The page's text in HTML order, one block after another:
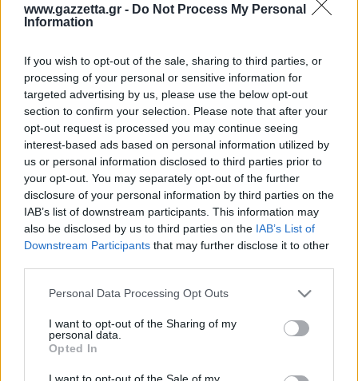
www.gazzetta.gr - Do Not Process My Personal
Information
If you wish to opt-out of the sale, sharing to third parties, or
processing of your personal or sensitive information for
targeted advertising by us, please use the below opt-out
section to confirm your selection. Please note that after your
opt-out request is processed you may continue seeing
interest-based ads based on personal information utilized by
us or personal information disclosed to third parties prior to
your opt-out. You may separately opt-out of the further
disclosure of your personal information by third parties on the
IAB’s list of downstream participants. This information may
also be disclosed by us to third parties on the IAB’s List of
Downstream Participants that may further disclose it to other
Please note that this website/app uses one or more Google
not limited to your visit or usage behaviour. You may click to
grant or deny consent to Google and its third-party tags to
use your data for below specified purposes in below Google
consent section.
Personal Data Processing Opt Outs
I want to opt-out of the Sharing of my
personal data.
Opted In
I want to opt-out of the Sale of my
Bundesliga
Εθνική Ελλάδος
Μουντιάλ 2026
Wyscout Analysis
Ευρώπη
Κόσμος
EuroCup
Basketaki
Eurobasket
CEV Cup
Challenge Cup
Κολύμβηση
Ιστιοπλοΐα
Κωπηλασία
Ξιφασκία
Σκοποβολή
Πάλη
Τάε κβον ντο
Τζούντο
Πινγκ - πονγκ
Άρση Βαρών
Τεχνολογία
Υγεία
Showbiz
Παναγιώτης Δαλαταριώφ
Αντώνης Καλκαβούρας
Αντώνης Καρπετόπουλος
Δημήτρης Κατσιώνης
Γιώργος Κούβαρης
Κώστας Νικολακόπουλος
Γιάννης Πάλλας
Νίκος Παπαδογιάννης
Γιώργος Σακελλαρίου
Γιάννης Σερέτης
Σταύρος Σουντουλίδης
Δημήτρης Τομαράς
Γιώργος Τσακίρης
Μιχάλης Τσαμπάς
GMotion WRC
ΑΘΛΗΤΙΚΕΣ ΜΕΤΑΔΟΣΕΙΣ
GWOMEN
ΑΘΛΗΤΙΚΗ ΗΧΩ
ΕΚΠΟΜΠΕΣ
GALACTICOS BY INTERWETTEN
GAZZ FLOOR BY NOVIBET
POLE POSITION BY ALLWYN
OLD SCHOOL
ΟΜΑΔΕΣ
ΑΕΚ
Ολυμπιακός
ΠΑΟΚ
Παναθηναϊκός
PODCASTS
ΣΠΛΙΤ
GAZZETTA ACTS
Gazzetta For Her
Θέμα Ισότητας
#GiatonAlki
Η μητρότητα στον πάγκο
GAZZETTA SPECIALS
Unique
Wyscout Analysis
InStat Analysis
Περιγραφή Σχολιάστε εδώ
Ολοκληρώθηκε
Παν
Ζαλ
1
24
27
2
20
13
3
21
19
4
29
Ζαλ
Ολοκληρωση κανονικης διαρκειας
Παν
% Εντός Πεδιάς